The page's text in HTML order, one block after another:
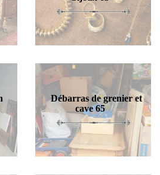
Débarras de grenier et
cave 65